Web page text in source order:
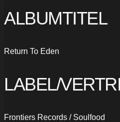
ALBUMTITEL
Return To Eden
LABEL/
Frontiers Records / Soulfood